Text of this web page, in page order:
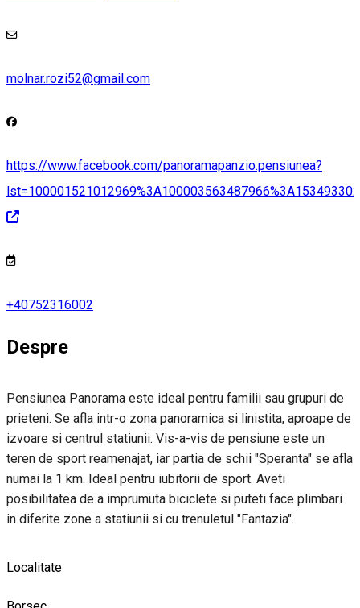
molnar.rozi52@gmail.com
https://www.facebook.com/panoramapanzio.pensiunea?
+40752316002
Despre
Pensiunea Panorama este ideal pentru familii sau grupuri de
prieteni. Se afla intr-o zona panoramica si linistita, aproape de
izvoare si centrul statiunii. Vis-a-vis de pensiune este un
teren de sport reamenajat, iar partia de schii "Speranta" se afla
numai la 1 km. Ideal pentru iubitorii de sport. Aveti
posibilitatea de a imprumuta biciclete si puteti face plimbari
in diferite zone a statiunii si cu trenuletul "Fantazia".
Localitate